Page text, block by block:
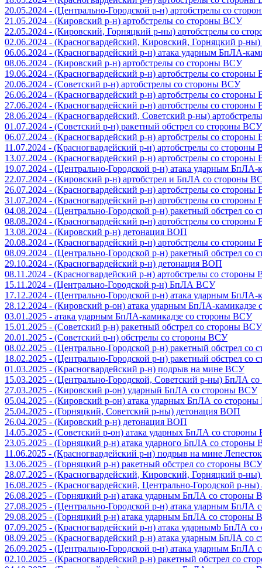
20.05.2024 - (Центрально-Городской р-н) артобстрелы со
21.05.2024 - (Кировский р-н) артобстрелы со стороны ВСУ
22.05.2024 - (Кировский, Горняцкий р-ны) артобстрелы со
02.06.2024 - (Красногвардейский, Кировский, Горняцкий р-
06.06.2024 - (Красногвардейский р-н) атака ударным БпЛА-
08.06.2024 - (Кировский р-н) артобстрелы со стороны ВСУ
19.06.2024 - (Красногвардейский р-н) артобстрелы со
20.06.2024 - (Советский р-н) артобстрелы со стороны ВСУ
26.06.2024 - (Красногвардейский р-н) артобстрелы со
27.06.2024 - (Красногвардейский р-н) артобстрелы со
28.06.2024 - (Красногвардейский, Советский р-ны)
01.07.2024 - (Советский р-н) ракетный обстрел со стороны ВСУ
06.07.2024 - (Красногвардейский р-н) артобстрелы со
11.07.2024 - (Красногвардейский р-н) артобстрелы со стороны
13.07.2024 - (Красногвардейский р-н) артобстрелы со
19.07.2024 - (Центрально-Городской р-н) атака ударным
22.07.2024 - (Кировский р-н) артобстрел и БпЛА со стороны
26.07.2024 - (Красногвардейский р-н) артобстрелы со
31.07.2024 - (Красногвардейский р-н) артобстрелы со
04.08.2024 - (Центрально-Городской р-н) ракетный обстрел со
08.08.2024 - (Красногвардейский р-н) артобстрелы со
13.08.2024 - (Кировский р-н) детонация ВОП
20.08.2024 - (Красногвардейский р-н) артобстрелы со
08.09.2024 - (Центрально-Городской р-н) ракетный обстрел со
29.10.2024 - (Красногвардейский р-н) детонация ВОП
08.11.2024 - (Красногвардейский р-н) артобстрелы со стороны
15.11.2024 - (Центрально-Городской р-н) БпЛА ВСУ
17.12.2024 - (Центрально-Городской р-н) атака ударным
28.12.2024 - (Кировский р-он) атака ударным БпЛА-
03.01.2025 - атака ударным БпЛА-камикадзе со стороны ВСУ
15.01.2025 - (Советский р-н) ракетный обстрел со стороны ВСУ
20.01.2025 - (Советский р-н) обстрелы со стороны ВСУ
08.02.2025 - (Центрально-Городской р-н) ракетный обстрел со
18.02.2025 - (Центрально-Городской р-н) ракетный обстрел со
01.03.2025 - (Красногвардейский р-н) подрыв на мине ВСУ
15.03.2025 - (Центрально-Городской, Советский р-ны) БпЛА
27.03.2025 - (Кировский р-он) ударный БпЛА со стороны ВСУ
05.04.2025 - (Кировский р-он) атака ударных БпЛА со
25.04.2025 - (Горняцкий, Советский р-ны) детонация ВОП
26.04.2025 - (Кировский р-н) детонация ВОП
14.05.2025 - (Советский р-он) атака ударных БпЛА со
23.05.2025 - (Горняцкий р-н) атака ударного БпЛА со стороны
11.06.2025 - (Красногвардейский р-н) подрыв на мине Лепесток
13.06.2025 - (Горняцкий р-н) ракетный обстрел со стороны ВСУ
28.07.2025 - (Красногвардейский, Кировский, Горняцкий р-
16.08.2025 - (Красногвардейский, Центрально-Городской р-
26.08.2025 - (Горняцкий р-н) атака ударным БпЛА со стороны
27.08.2025 - (Центрально-Городской р-н) атака ударным БпЛА
29.08.2025 - (Горняцкий р-н) атака ударным БпЛА со стороны
07.09.2025 - (Красногвардейский р-н) атака ударнымb БпЛА
08.09.2025 - (Красногвардейский р-н) атака ударным БпЛА со
26.09.2025 - (Центрально-Городской р-н) атака ударным БпЛА
02.10.2025 - (Красногвардейский р-н) ракетный обстрел со